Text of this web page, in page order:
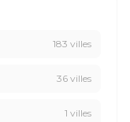
183 villes
36 villes
1 villes